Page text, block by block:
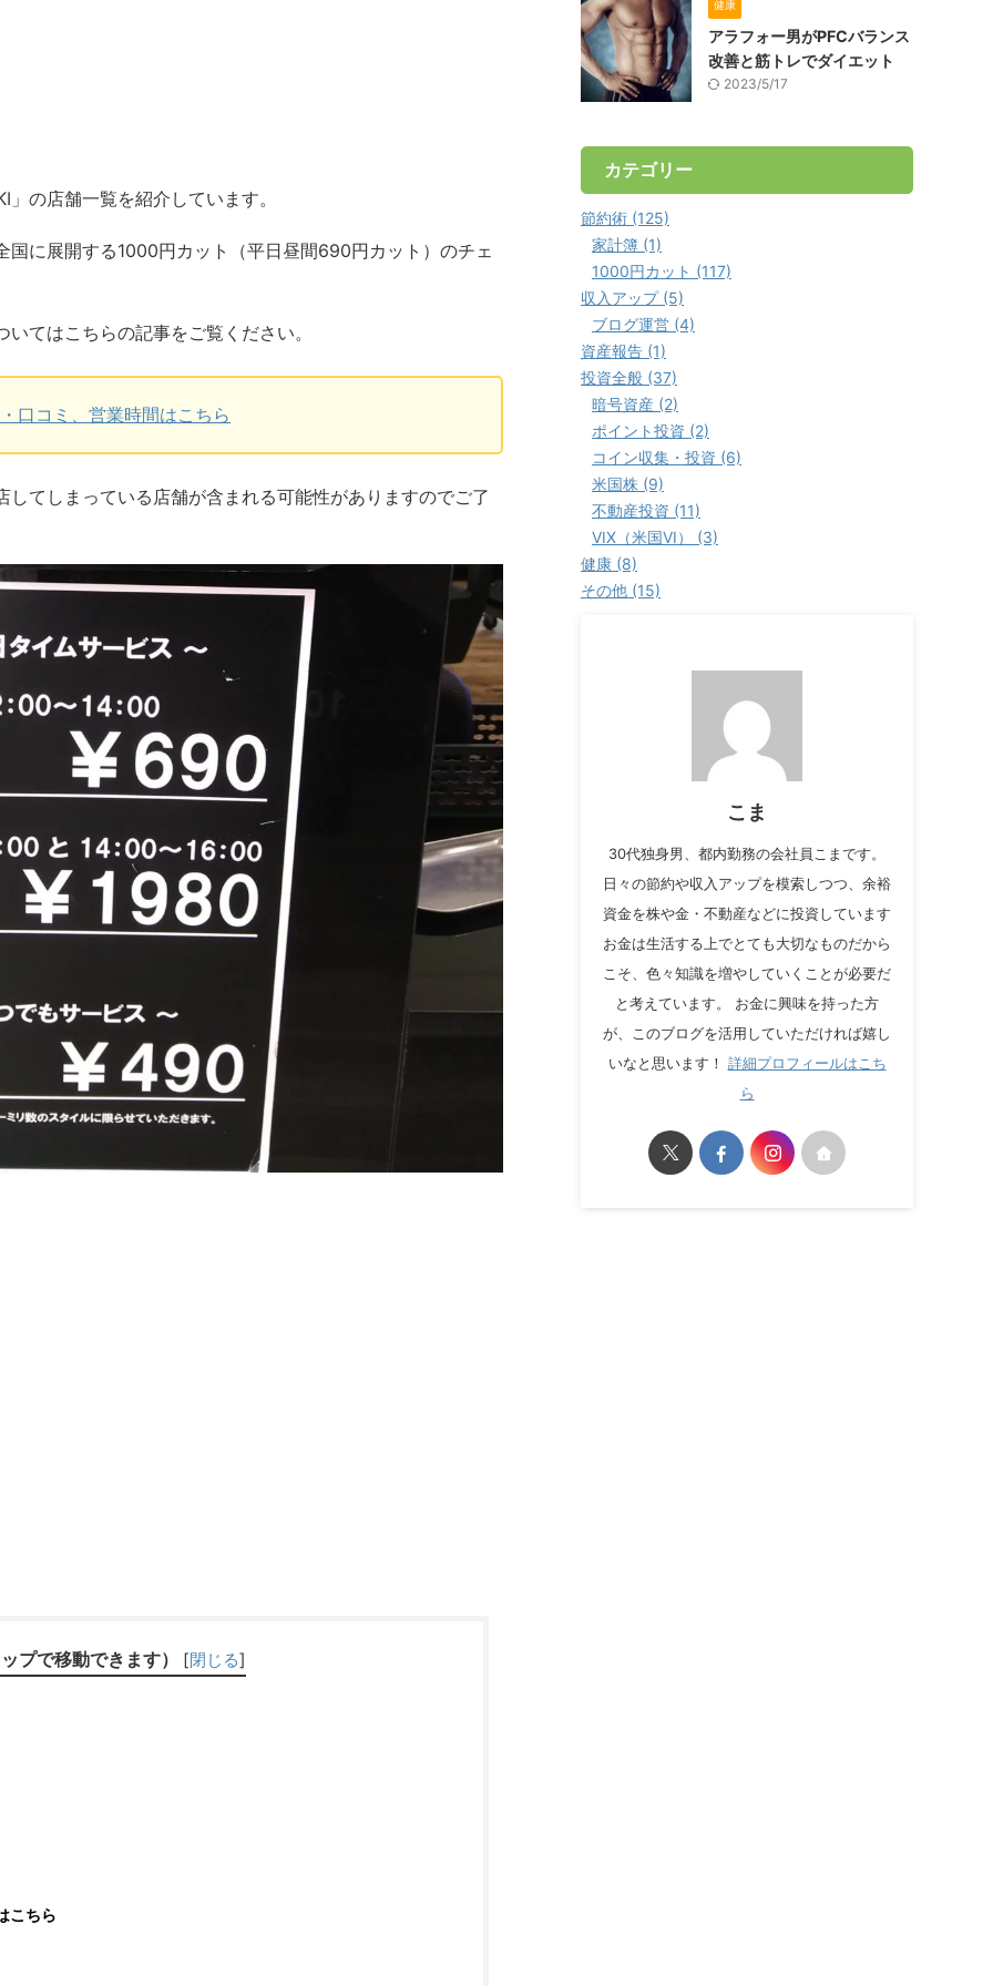
の店舗一覧を紹介しています。
国に展開する1000円カット（平日昼間690円カット）のチェ
てはこちらの記事をご覧ください。
口コミ、営業時間はこちら
てしまっている店舗が含まれる可能性がありますのでご了
プで移動できます） [閉じる]
こちら
健康
アラフォー男がPFCバランス
改善と筋トレでダイエット
2023/5/17
カテゴリー
節約術 (125)
家計簿 (1)
1000円カット (117)
収入アップ (5)
ブログ運営 (4)
資産報告 (1)
投資全般 (37)
暗号資産 (2)
ポイント投資 (2)
コイン収集・投資 (6)
米国株 (9)
不動産投資 (11)
VIX（米国VI） (3)
健康 (8)
その他 (15)
こま
30代独身男、都内勤務の会社員こまです。
日々の節約や収入アップを模索しつつ、余裕
資金を株や金・不動産などに投資しています
お金は生活する上でとても大切なものだから
こそ、色々知識を増やしていくことが必要だ
と考えています。 お金に興味を持った方
が、このブログを活用していただければ嬉し
いなと思います！ 詳細プロフィールはこち
ら